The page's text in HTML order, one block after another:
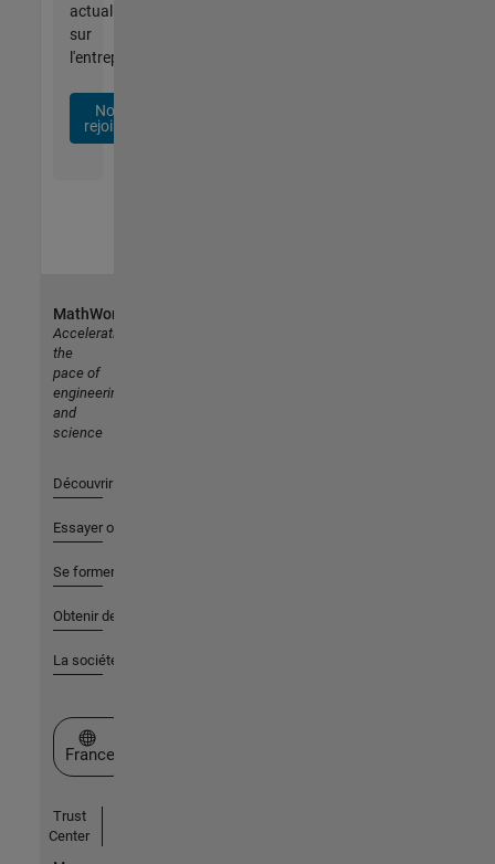
actualités
sur
l'entreprise.
Nous
rejoindre
MathWorks
Accelerating
the
pace of
engineering
and
science
Découvrir les produits
Essayer ou acheter
Se former
Obtenir de l'aide
La société
Sélectionner un site web
France
Trust
Center